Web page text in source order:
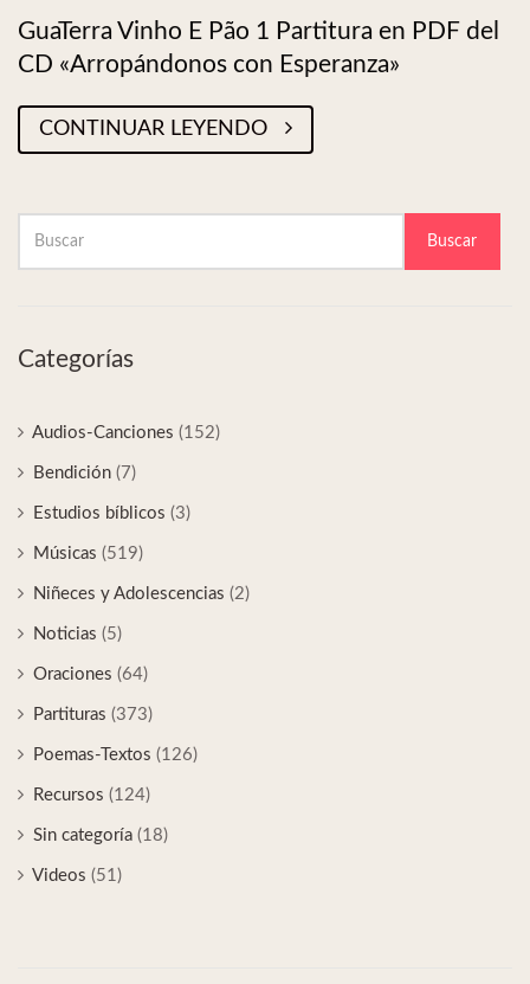
GuaTerra Vinho E Pão 1 Partitura en PDF del
CD «Arropándonos con Esperanza»
CONTINUAR LEYENDO
Buscar
Categorías
Audios-Canciones (152)
Bendición (7)
Estudios bíblicos (3)
Músicas (519)
Niñeces y Adolescencias (2)
Noticias (5)
Oraciones (64)
Partituras (373)
Poemas-Textos (126)
Recursos (124)
Sin categoría (18)
Videos (51)